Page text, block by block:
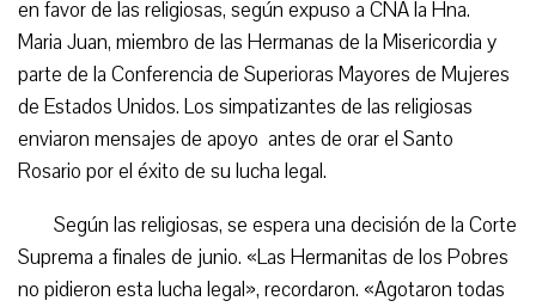
en favor de las religiosas, según expuso a CNA la Hna.
Maria Juan, miembro de las Hermanas de la Misericordia y
parte de la Conferencia de Superioras Mayores de Mujeres
de Estados Unidos. Los simpatizantes de las religiosas
enviaron mensajes de apoyo antes de orar el Santo
Rosario por el éxito de su lucha legal.
Según las religiosas, se espera una decisión de la Corte
Suprema a finales de junio. «Las Hermanitas de los Pobres
no pidieron esta lucha legal», recordaron. «Agotaron todas